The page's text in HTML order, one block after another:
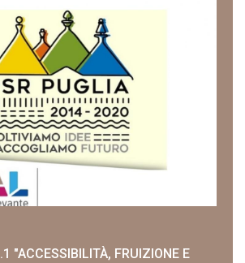
"ACCESSIBILITÀ, FRUIZIONE E